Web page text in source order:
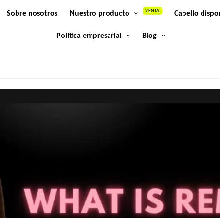
Sobre nosotros Nuestro producto VENTA Cabello
Política empresarial Blog